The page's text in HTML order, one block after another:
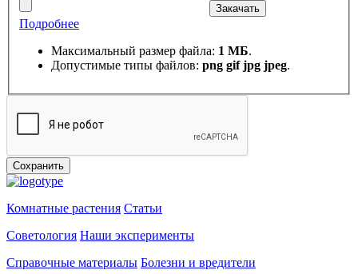
Закачать
Подробнее
Максимальный размер файла: 1 МБ.
Допустимые типы файлов: png gif jpg jpeg.
Сохранить
Комнатные растения Статьи
Советология Наши эксперименты
Справочные материалы Болезни и вредители